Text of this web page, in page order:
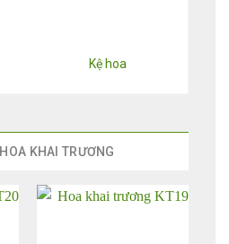
Kệ hoa
HOA KHAI TRƯƠNG